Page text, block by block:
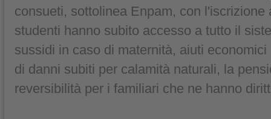
consueti, sottolinea Enpam, con l'iscrizione
studenti hanno subito accesso a tutto il
sussidi in caso di maternità, aiuti
di danni subiti per calamità naturali, la
reversibilità per i familiari che ne hanno